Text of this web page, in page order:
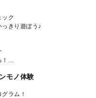
ク
きり遊ぼう♪
モノ体験
ラム！